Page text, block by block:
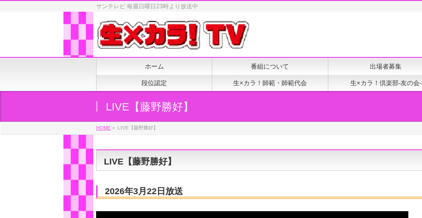
サンテレビ 毎週日曜日23時より放送中
ホーム 番組について 出場者募集
段位認定 生×カラ！師範・師範代会 生×カラ！倶楽部-友の会-
LIVE【藤野勝好】
HOME » LIVE【藤野勝好】
LIVE【藤野勝好】
2026年3月22日放送